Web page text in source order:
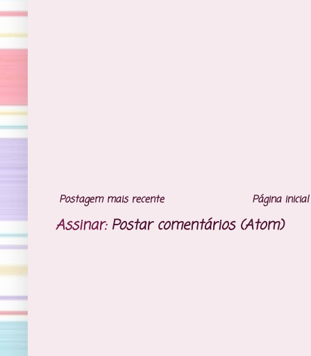
Postagem mais recente Página inicial
Assinar: Postar comentários (Atom)